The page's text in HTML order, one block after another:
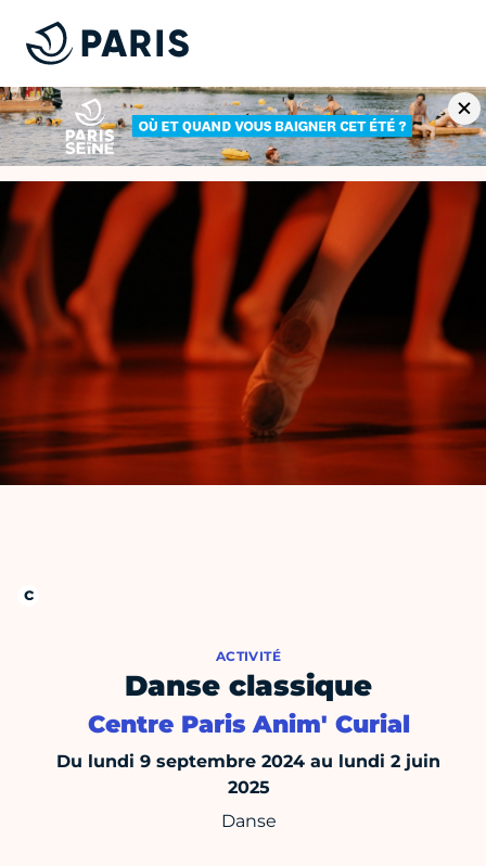
ACTIVITÉ
Danse classique
Centre Paris Anim' Curial
Du lundi 9 septembre 2024 au lundi 2 juin
2025
Danse